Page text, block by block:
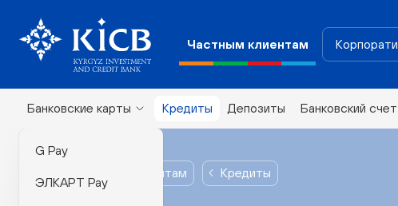
Частным клиентам
Банковские карты
G Pay
ЭЛКАРТ Pay
Кредиты Депозиты Банковский счет
Частным клиентам Кредиты